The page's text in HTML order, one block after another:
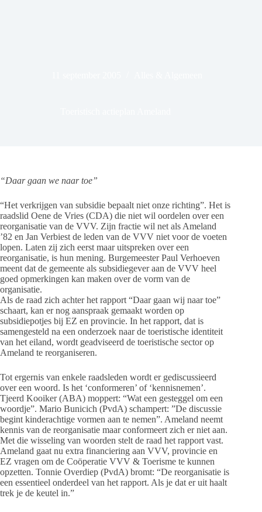
“Daar gaan we naar toe”
“Het verkrijgen van subsidie bepaalt niet onze richting”. Het is
raadslid Oene de Vries (CDA) die niet wil oordelen over een
reorganisatie van de VVV. Zijn fractie wil net als Ameland
’82 en Jan Verbiest de leden van de VVV niet voor de voeten
lopen. Laten zij zich eerst maar uitspreken over een
reorganisatie, is hun mening. Burgemeester Paul Verhoeven
meent dat de gemeente als subsidiegever aan de VVV heel
goed opmerkingen kan maken over de vorm van de
organisatie.
Als de raad zich achter het rapport “Daar gaan wij naar toe”
schaart, kan er nog aanspraak gemaakt worden op
subsidiepotjes bij EZ en provincie. In het rapport, dat is
samengesteld na een onderzoek naar de toeristische identiteit
van het eiland, wordt geadviseerd de toeristische sector op
Ameland te reorganiseren.
Tot ergernis van enkele raadsleden wordt er gediscussieerd
over een woord. Is het ‘conformeren’ of ‘kennisnemen’.
Tjeerd Kooiker (ABA) moppert: “Wat een gesteggel om een
woordje”. Mario Bunicich (PvdA) schampert: ”De discussie
begint kinderachtige vormen aan te nemen”. Ameland neemt
kennis van de reorganisatie maar conformeert zich er niet aan.
Met die wisseling van woorden stelt de raad het rapport vast.
Ameland gaat nu extra financiering aan VVV, provincie en
EZ vragen om de Coöperatie VVV & Toerisme te kunnen
opzetten. Tonnie Overdiep (PvdA) bromt: “De reorganisatie is
een essentieel onderdeel van het rapport. Als je dat er uit haalt
trek je de keutel in.”